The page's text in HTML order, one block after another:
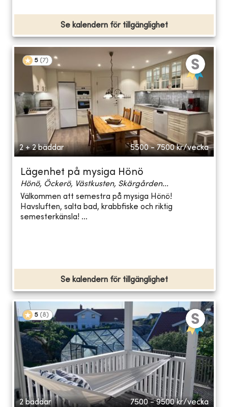
Se kalendern för tillgänglighet
5 (7)
2 + 2 bäddar 5500 - 7500 kr/vecka
Lägenhet på mysiga Hönö
Hönö, Öckerö, Västkusten, Skärgården...
Välkommen att semestra på mysiga Hönö!
Havsluften, salta bad, krabbfiske och riktig
semesterkänsla! ...
Se kalendern för tillgänglighet
5 (8)
2 bäddar 7500 - 9500 kr/vecka